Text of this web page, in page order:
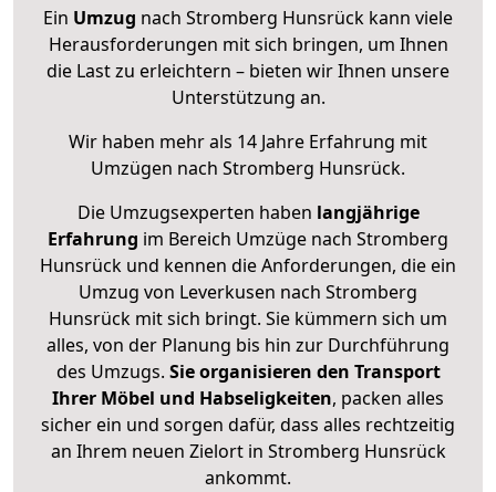
Ein Umzug nach Stromberg Hunsrück kann viele
Herausforderungen mit sich bringen, um Ihnen
die Last zu erleichtern – bieten wir Ihnen unsere
Unterstützung an.
Wir haben mehr als 14 Jahre Erfahrung mit
Umzügen nach Stromberg Hunsrück.
Die Umzugsexperten haben langjährige
Erfahrung im Bereich Umzüge nach Stromberg
Hunsrück und kennen die Anforderungen, die ein
Umzug von Leverkusen nach Stromberg
Hunsrück mit sich bringt. Sie kümmern sich um
alles, von der Planung bis hin zur Durchführung
des Umzugs. Sie organisieren den Transport
Ihrer Möbel und Habseligkeiten, packen alles
sicher ein und sorgen dafür, dass alles rechtzeitig
an Ihrem neuen Zielort in Stromberg Hunsrück
ankommt.